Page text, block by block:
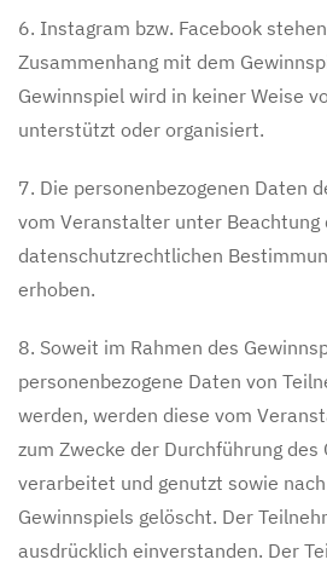
6. Instagram bzw. Facebook
Zusammenhang mit dem
Gewinnspiel wird in keiner Weise
unterstützt oder organisiert.
7. Die personenbezogenen Daten
vom Veranstalter unter Beachtung
datenschutzrechtlichen
erhoben.
8. Soweit im Rahmen des
personenbezogene Daten von
werden, werden diese vom
zum Zwecke der Durchführung
verarbeitet und genutzt sowie
Gewinnspiels gelöscht. Der
ausdrücklich einverstanden. Der